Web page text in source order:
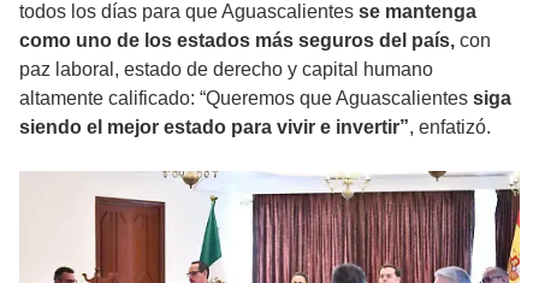
todos los días para que Aguascalientes se mantenga
como uno de los estados más seguros del país, con
paz laboral, estado de derecho y capital humano
altamente calificado: “Queremos que Aguascalientes siga
siendo el mejor estado para vivir e invertir”, enfatizó.